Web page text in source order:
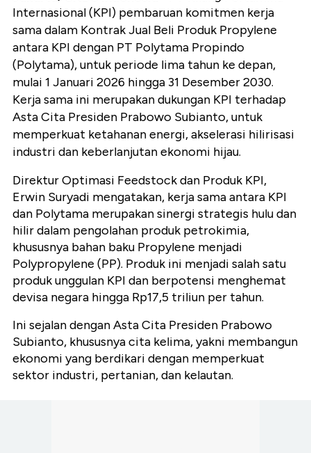
Internasional (KPI) pembaruan komitmen kerja
sama dalam Kontrak Jual Beli Produk Propylene
antara KPI dengan PT Polytama Propindo
(Polytama), untuk periode lima tahun ke depan,
mulai 1 Januari 2026 hingga 31 Desember 2030.
Kerja sama ini merupakan dukungan KPI terhadap
Asta Cita Presiden Prabowo Subianto, untuk
memperkuat ketahanan energi, akselerasi hilirisasi
industri dan keberlanjutan ekonomi hijau.
Direktur Optimasi Feedstock dan Produk KPI,
Erwin Suryadi mengatakan, kerja sama antara KPI
dan Polytama merupakan sinergi strategis hulu dan
hilir dalam pengolahan produk petrokimia,
khususnya bahan baku Propylene menjadi
Polypropylene (PP). Produk ini menjadi salah satu
produk unggulan KPI dan berpotensi menghemat
devisa negara hingga Rp17,5 triliun per tahun.
Ini sejalan dengan Asta Cita Presiden Prabowo
Subianto, khususnya cita kelima, yakni membangun
ekonomi yang berdikari dengan memperkuat
sektor industri, pertanian, dan kelautan.